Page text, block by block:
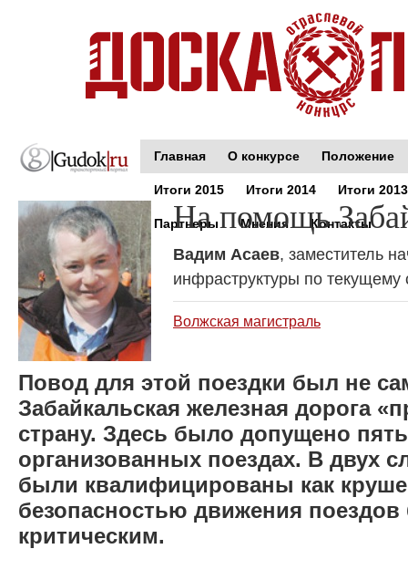
Главная О конкурсе Положение
Итоги 2015 Итоги 2014 Итоги 2013
Партнеры Мнения Контакты
На помощь
Вадим Асаев, заместитель
инфраструктуры по
Волжская магистраль
Повод для этой поездки был не
Забайкальская железная дорога
страну. Здесь было допущено
организованных поездах. В двух
были квалифицированы как
безопасностью движения
критическим.